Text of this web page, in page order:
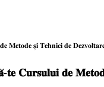
𝐌𝐞𝐭𝐨𝐝𝐞 𝐬̦𝐢 𝐓𝐞𝐡𝐧𝐢𝐜𝐢 𝐝𝐞
𝐂𝐮𝐫𝐬𝐮𝐥𝐮𝐢 𝐝𝐞